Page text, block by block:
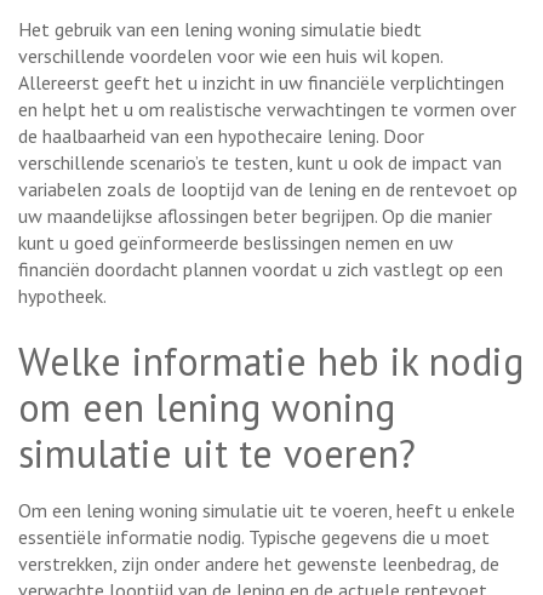
Het gebruik van een lening woning simulatie biedt
verschillende voordelen voor wie een huis wil kopen.
Allereerst geeft het u inzicht in uw financiële verplichtingen
en helpt het u om realistische verwachtingen te vormen over
de haalbaarheid van een hypothecaire lening. Door
verschillende scenario’s te testen, kunt u ook de impact van
variabelen zoals de looptijd van de lening en de rentevoet op
uw maandelijkse aflossingen beter begrijpen. Op die manier
kunt u goed geïnformeerde beslissingen nemen en uw
financiën doordacht plannen voordat u zich vastlegt op een
hypotheek.
Welke informatie heb ik nodig
om een lening woning
simulatie uit te voeren?
Om een lening woning simulatie uit te voeren, heeft u enkele
essentiële informatie nodig. Typische gegevens die u moet
verstrekken, zijn onder andere het gewenste leenbedrag, de